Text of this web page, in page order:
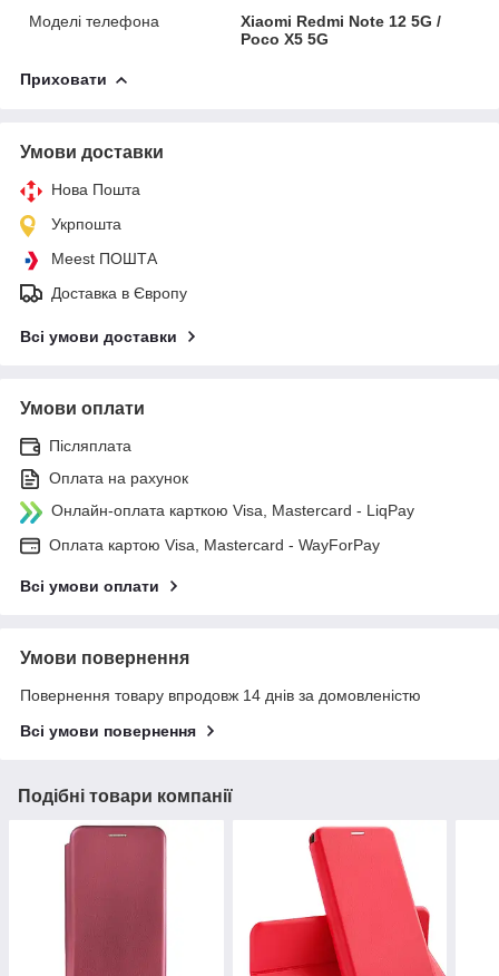
Моделі телефона
Xiaomi Redmi Note 12 5G /
Poco X5 5G
Приховати
Умови доставки
Нова Пошта
Укрпошта
Meest ПОШТА
Доставка в Європу
Всі умови доставки
Умови оплати
Післяплата
Оплата на рахунок
Онлайн-оплата карткою Visa, Mastercard - LiqPay
Оплата картою Visa, Mastercard - WayForPay
Всі умови оплати
Умови повернення
Повернення товару впродовж 14 днів за домовленістю
Всі умови повернення
Подібні товари компанії